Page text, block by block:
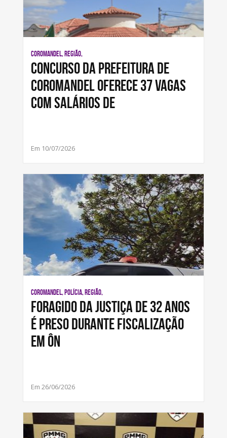
COROMANDEL, REGIÃO,
Concurso da Prefeitura de
Coromandel oferece 37 vagas
com salários de
Em 10/07/2026
COROMANDEL, POLÍCIA, REGIÃO,
Foragido da Justiça de 32 anos
é preso durante fiscalização
em ôn
Em 26/06/2026